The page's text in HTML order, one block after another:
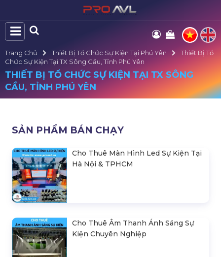
Trang Chủ Thiết Bị Tổ Chức Sự Kiện Tại Phú Yên
Thiết Bị Tổ
Chức Sự Kiện Tại TX Sông Cầu, Tỉnh Phú Yên
THIẾT BỊ TỔ CHỨC SỰ KIỆN TẠI TX SÔNG
CẦU, TỈNH PHÚ YÊN
SẢN PHẨM BÁN CHẠY
Cho Thuê Màn Hình Led Sự Kiện Tại
Hà Nội & TPHCM
Cho Thuê Âm Thanh Ánh Sáng Sự
Kiện Chuyên Nghiệp